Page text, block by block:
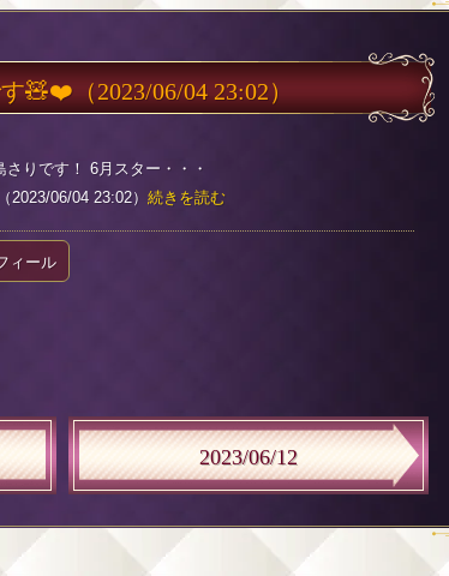
す🧸❤️ （2023/06/04 23:02）
さりです！ 6月スター・・・
2023/06/04 23:02） 続きを読む
ィール
2023/06/12